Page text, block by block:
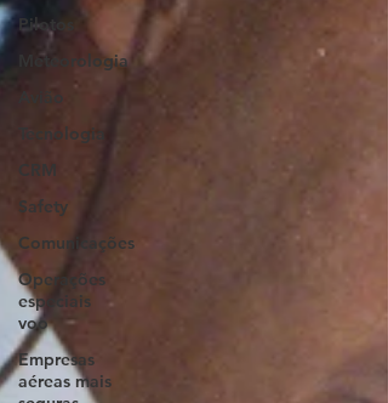
Pilotos
Meteorologia
Avião
Tecnologia
CRM
Safety
Comunicações
Operações
especiais
voo
Empresas
aéreas mais